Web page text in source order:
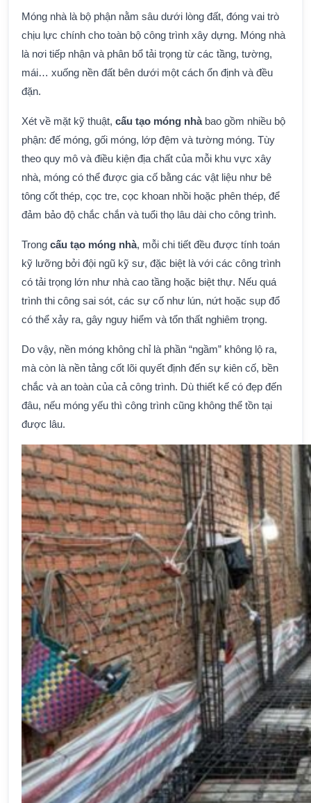
Móng nhà là bộ phận nằm sâu dưới lòng đất, đóng vai trò
chịu lực chính cho toàn bộ công trình xây dựng. Móng nhà
là nơi tiếp nhận và phân bổ tải trọng từ các tầng, tường,
mái… xuống nền đất bên dưới một cách ổn định và đều
đặn.
Xét về mặt kỹ thuật, cấu tạo móng nhàbao gồm nhiều bộ
phận: đế móng, gối móng, lớp đệm và tường móng. Tùy
theo quy mô và điều kiện địa chất của mỗi khu vực xây
nhà, móng có thể được gia cố bằng các vật liệu như bê
tông cốt thép, cọc tre, cọc khoan nhồi hoặc phên thép, để
đảm bảo độ chắc chắn và tuổi thọ lâu dài cho công trình.
Trong cấu tạo móng nhà, mỗi chi tiết đều được tính toán
kỹ lưỡng bởi đội ngũ kỹ sư, đặc biệt là với các công trình
có tải trọng lớn như nhà cao tầng hoặc biệt thự. Nếu quá
trình thi công sai sót, các sự cố như lún, nứt hoặc sụp đổ
có thể xảy ra, gây nguy hiểm và tổn thất nghiêm trọng.
Do vậy, nền móng không chỉ là phần “ngầm” không lộ ra,
mà còn là nền tảng cốt lõi quyết định đến sự kiên cố, bền
chắc và an toàn của cả công trình. Dù thiết kế có đẹp đến
đâu, nếu móng yếu thì công trình cũng không thể tồn tại
được lâu.